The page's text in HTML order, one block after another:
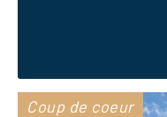
Coup de coeur